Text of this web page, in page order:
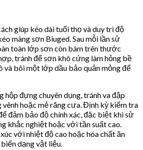
giúp kéo dài tuổi thọ và duy trì độ
màng sơn Biuged. Sau mỗi lần sử
toàn lớp sơn còn bám trên thước
tránh để sơn khô cứng làm hỏng bề
và bôi một lớp dầu bảo quản mỏng để
đựng chuyên dụng, tránh va đập
vênh hoặc mẻ răng cưa. Định kỳ kiểm tra
đảm bảo độ chính xác, đặc biệt khi sử
khắc nghiệt hoặc với tần suất cao.
với nhiệt độ cao hoặc hóa chất ăn
dạng vật liệu.